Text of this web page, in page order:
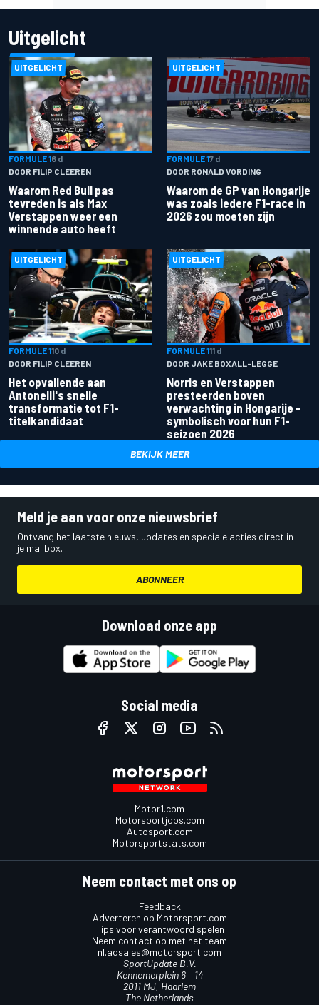
Uitgelicht
UITGELICHT
FORMULE 16 d
DOOR FILIP CLEEREN
Waarom Red Bull pas
tevreden is als Max
Verstappen weer een
winnende auto heeft
UITGELICHT
FORMULE 17 d
DOOR RONALD VORDING
Waarom de GP van Hongarije
was zoals iedere F1-race in
2026 zou moeten zijn
UITGELICHT
FORMULE 110 d
DOOR FILIP CLEEREN
Het opvallende aan
Antonelli's snelle
transformatie tot F1-
titelkandidaat
UITGELICHT
FORMULE 111 d
DOOR JAKE BOXALL-LEGGE
Norris en Verstappen
presteerden boven
verwachting in Hongarije -
symbolisch voor hun F1-
seizoen 2026
BEKIJK MEER
Meld je aan voor onze nieuwsbrief
Ontvang het laatste nieuws, updates en speciale acties direct in
je mailbox.
ABONNEER
Download onze app
Social media
Motor1.com
Motorsportjobs.com
Autosport.com
Motorsportstats.com
Neem contact met ons op
Feedback
Adverteren op Motorsport.com
Tips voor verantwoord spelen
Neem contact op met het team
nl.adsales@motorsport.com
SportUpdate B.V.
Kennemerplein 6 – 14
2011 MJ, Haarlem
The Netherlands